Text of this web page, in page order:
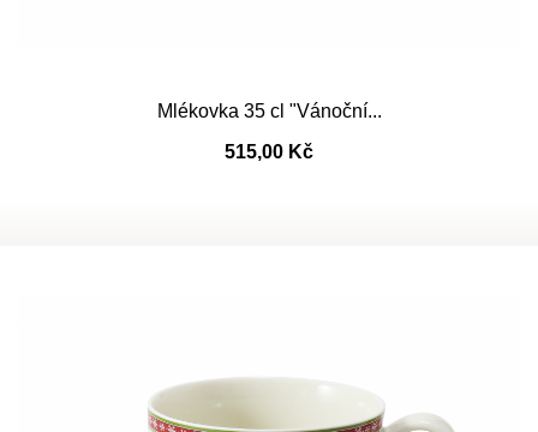
Mlékovka 35 cl "Vánoční...
515,00 Kč